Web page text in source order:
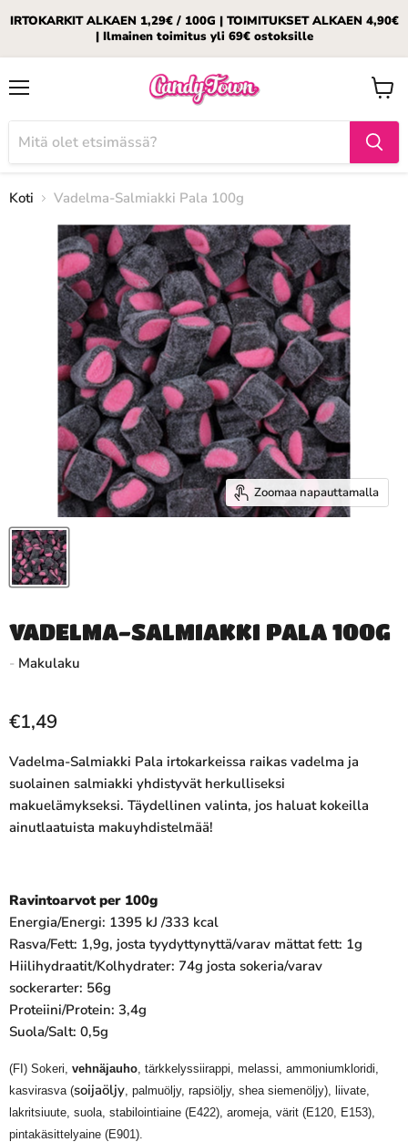
IRTOKARKIT ALKAEN 1,29€ / 100G | TOIMITUKSET ALKAEN 4,90€
| Ilmainen toimitus yli 69€ ostoksille
Katso
Koti Vadelma-Salmiakki Pala 100g
Zoomaa napauttamalla
VADELMA-SALMIAKKI PALA 100G
- Makulaku
€1,49
Vadelma-Salmiakki Pala irtokarkeissa raikas vadelma ja
suolainen salmiakki yhdistyvät herkulliseksi
makuelämykseksi. Täydellinen valinta, jos haluat kokeilla
ainutlaatuista makuyhdistelmää!
Ravintoarvot per 100g
Energia/Energi: 1395 kJ /333 kcal
Rasva/Fett: 1,9g, josta tyydyttynyttä/varav mättat fett: 1g
Hiilihydraatit/Kolhydrater: 74g josta sokeria/varav
sockerarter: 56g
Proteiini/Protein: 3,4g
Suola/Salt: 0,5g
(FI) Sokeri, vehnäjauho, tärkkelyssiirappi, melassi, ammoniumkloridi,
kasvirasva (soijaöljy, palmuöljy, rapsiöljy, shea siemenöljy), liivate,
lakritsiuute, suola, stabilointiaine (E422), aromeja, värit (E120, E153),
pintakäsittelyaine (E901).